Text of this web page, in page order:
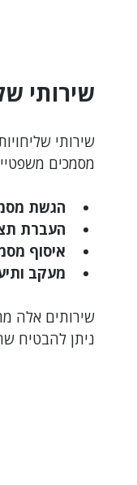
שירותי
שירותי
מסמכים
הגשת
העברת
איסוף
מעקב
שירותים אלה
ניתן להבטיח